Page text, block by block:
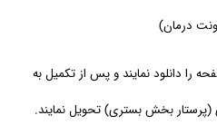
درمان)
را دانلود نمایند و پس از تکمیل به
(پرستار بخش بستری) تحویل نمایند.